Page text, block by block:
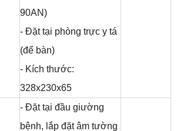
90AN)
- Đặt tại phòng trực y tá
(để bàn)
- Kích thước:
328x230x65
- Đặt tại đầu giường
bệnh, lắp đặt âm tường